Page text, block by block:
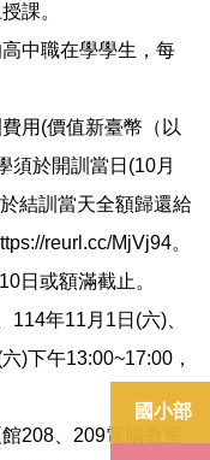
國小部
課。
中職在學學生，每
用(價值新臺幣（以
須於開訓當日(10月
結訓當天全額歸還給
reurl.cc/MjVj94。
日或額滿截止。
114年11月1日(六)、
)下午13:00~17:00，
208、209電腦教室